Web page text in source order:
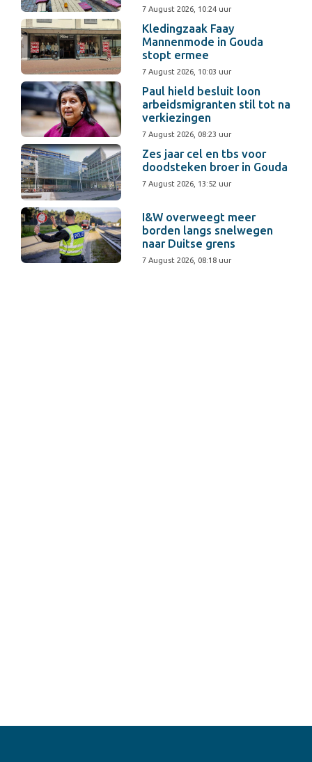
7 August 2026, 10:24 uur
Kledingzaak Faay
Mannenmode in Gouda
stopt ermee
7 August 2026, 10:03 uur
Paul hield besluit loon
arbeidsmigranten stil tot na
verkiezingen
7 August 2026, 08:23 uur
Zes jaar cel en tbs voor
doodsteken broer in Gouda
7 August 2026, 13:52 uur
I&W overweegt meer
borden langs snelwegen
naar Duitse grens
7 August 2026, 08:18 uur